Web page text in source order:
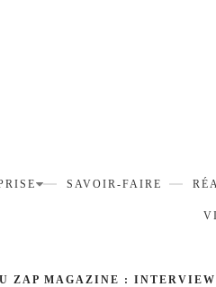
SAVOIR-FAIRE
ZAP MAGAZINE :